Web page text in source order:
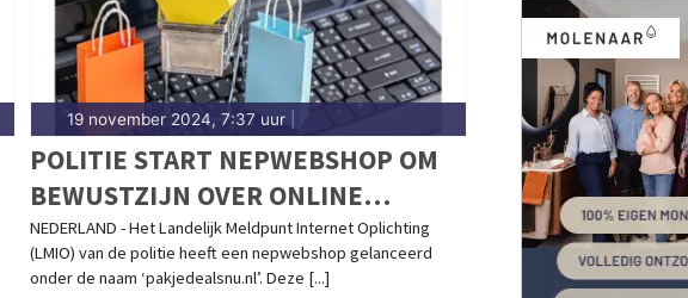
19 november 2024, 7:37 uur|
POLITIE START NEPWEBSHOP OM
BEWUSTZIJN OVER ONLINE
FRAUDE TE VERGROTEN
NEDERLAND - Het Landelijk Meldpunt Internet Oplichting
(LMIO) van de politie heeft een nepwebshop gelanceerd
onder de naam ‘pakjedealsnu.nl’. Deze [...]